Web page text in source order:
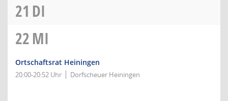
21 DI
22MI
Ortschaftsrat Heiningen
20:00-20:52 Uhr Dorfscheuer Heiningen